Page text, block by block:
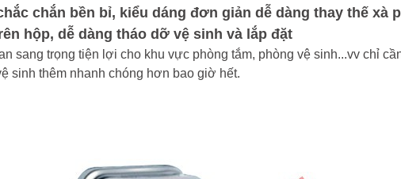
chắn bền bỉ, kiểu dáng đơn giản dễ dàng thay thế xà
hộp, dễ dàng tháo dỡ vệ sinh và lắp đặt
sang trọng tiện lợi cho khu vực phòng tắm, phòng vệ sinh...vv chỉ
sinh thêm nhanh chóng hơn bao giờ hết.